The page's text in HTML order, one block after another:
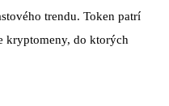
trendu. Token patrí
kryptomeny, do ktorých